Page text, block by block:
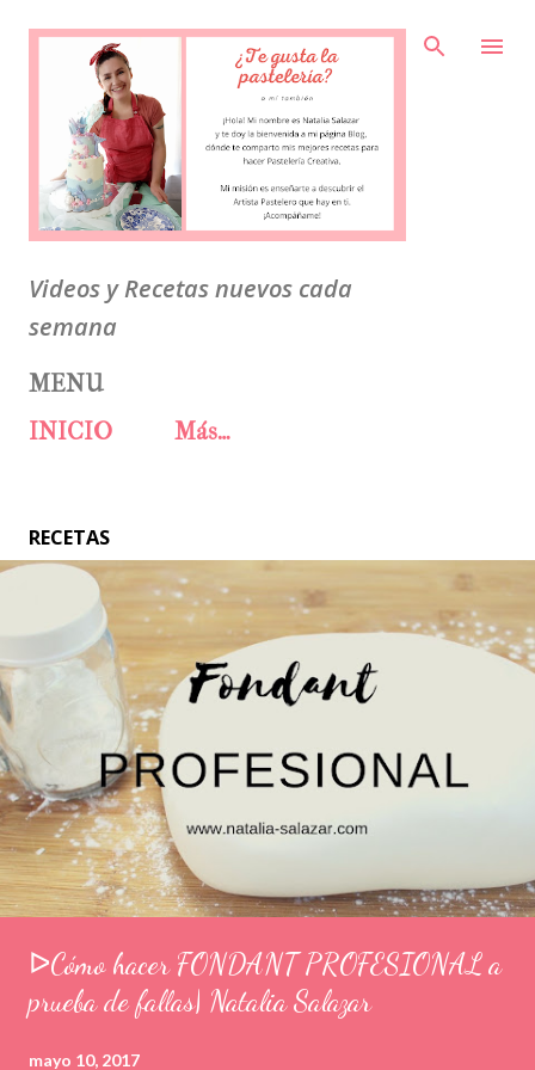
Ir al contenido principal
Videos y Recetas nuevos cada
semana
MENU
INICIO
Más…
RECETAS
ᐅCómo hacer FONDANT PROFESIONAL a
prueba de fallas| Natalia Salazar
mayo 10, 2017